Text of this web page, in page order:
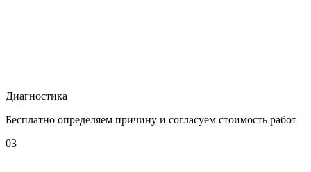
Диагностика
Бесплатно определяем причину и согласуем стоимость работ
03